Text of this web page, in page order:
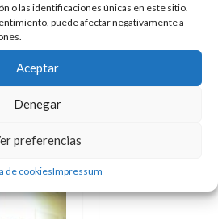
o las identificaciones únicas en este sitio.
puede afectar negativamente a
Aceptar
Denegar
preferencias
de cookiesImpressum